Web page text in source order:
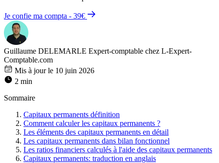
Je confie ma compta - 39€
Guillaume DELEMARLE Expert-comptable chez L-Expert-
Comptable.com
Mis à jour le 10 juin 2026
2 min
Sommaire
Capitaux permanents définition
Comment calculer les capitaux permanents ?
Les éléments des capitaux permanents en détail
Les capitaux permanents dans bilan fonctionnel
Les ratios financiers calculés à l'aide des capitaux permanents
Capitaux permanents: traduction en anglais